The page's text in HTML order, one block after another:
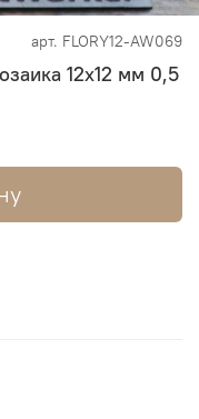
арт. FLORY12-AW069
12х12 мм 0,5